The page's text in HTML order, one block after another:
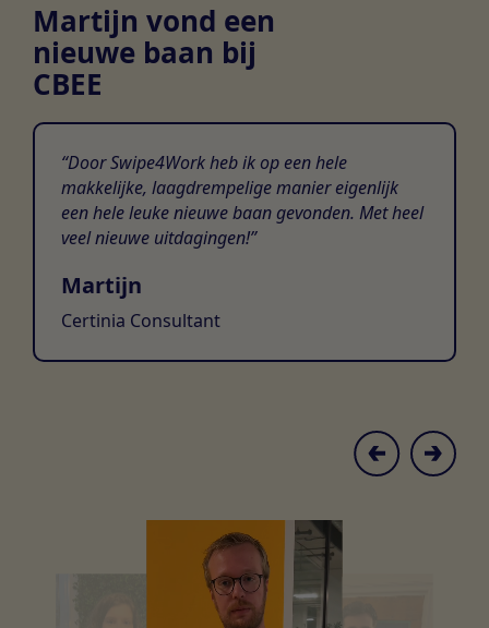
Martijn vond een
nieuwe baan bij
CBEE
Door Swipe4Work heb ik op een hele
makkelijke, laagdrempelige manier eigenlijk
een hele leuke nieuwe baan gevonden. Met heel
veel nieuwe uitdagingen!
Martijn
Certinia Consultant